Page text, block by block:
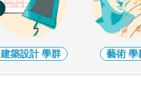
建築設計學群 藝術 學